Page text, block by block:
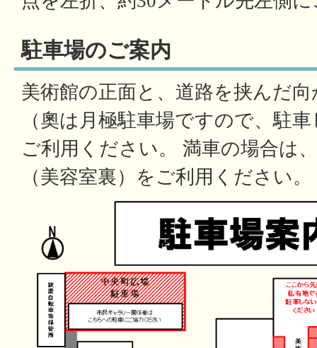
駐車場のご案内
美術館の正面と、道路を挟んだ
（奧は月極駐車場ですので、駐
ご利用ください。 満車の場合は
（美容室裏）をご利用ください。